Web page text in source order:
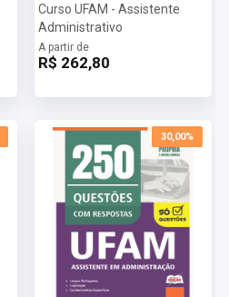
Curso UFAM - Assistente
Administrativo
A partir de
R$ 262,80
30,00%